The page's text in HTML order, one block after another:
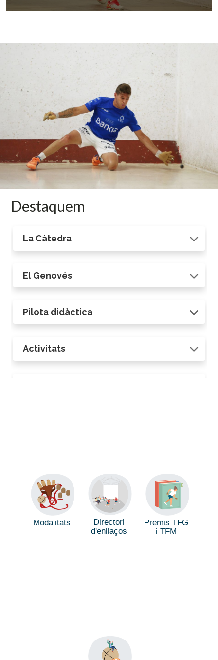
Destaquem
La Càtedra
El Genovés
Pilota didàctica
Activitats
Modalitats
Directori
d'enllaços
Premis TFG
i TFM